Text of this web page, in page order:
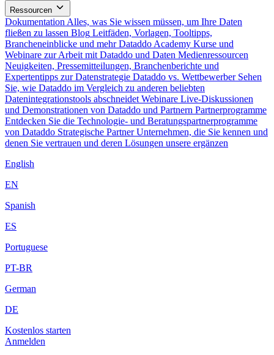
Ressourcen
Dokumentation Alles, was Sie wissen müssen, um Ihre Daten
fließen zu lassen Blog Leitfäden, Vorlagen, Tooltipps,
Brancheneinblicke und mehr Dataddo Academy Kurse und
Webinare zur Arbeit mit Dataddo und Daten Medienressourcen
Neuigkeiten, Pressemitteilungen, Branchenberichte und
Expertentipps zur Datenstrategie Dataddo vs. Wettbewerber Sehen
Sie, wie Dataddo im Vergleich zu anderen beliebten
Datenintegrationstools abschneidet Webinare Live-Diskussionen
und Demonstrationen von Dataddo und Partnern Partnerprogramme
Entdecken Sie die Technologie- und Beratungspartnerprogramme
von Dataddo Strategische Partner Unternehmen, die Sie kennen und
denen Sie vertrauen und deren Lösungen unsere ergänzen
English
EN
Spanish
ES
Portuguese
PT-BR
German
DE
Kostenlos starten
Anmelden